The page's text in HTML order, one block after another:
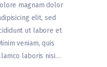
magnam dolor
elit, sed
ut labore et
veniam, quis
laboris nisi…